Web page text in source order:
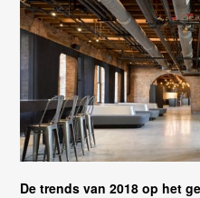
De trends van 2018 op het